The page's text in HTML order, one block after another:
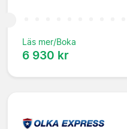
Läs mer/Boka
6 930 kr